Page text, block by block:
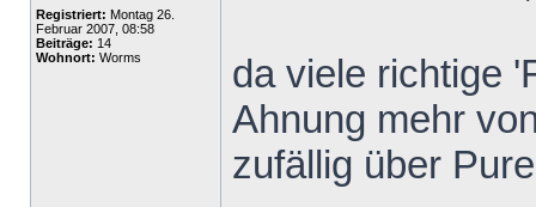
Registriert: Montag 26.
Februar 2007, 08:58
Beiträge: 14
Wohnort: Worms
da viele richtige
Ahnung mehr
zufällig über